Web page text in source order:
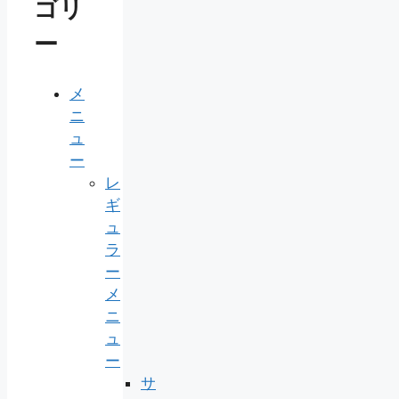
ゴリ
ー
メ
ニ
ュ
ー
レ
ギ
ュ
ラ
ー
メ
ニ
ュ
ー
サ